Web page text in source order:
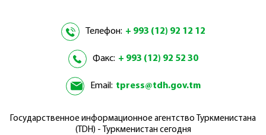
Телефон: + 993 (12) 92 12 12
Факс: + 993 (12) 92 52 30
Email: tpress@tdh.gov.tm
Государственное информационное агентство Туркменистана
(TDH) - Туркменистан сегодня